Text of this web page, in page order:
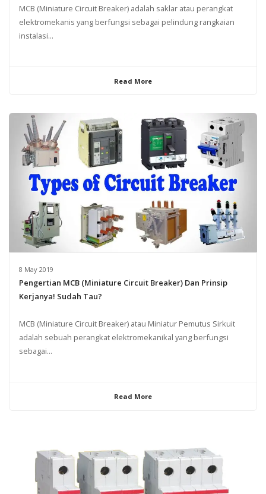
MCB (Miniature Circuit Breaker) adalah saklar atau perangkat
elektromekanis yang berfungsi sebagai pelindung rangkaian
instalasi...
Read More
8 May 2019
Pengertian MCB (Miniature Circuit Breaker) Dan Prinsip
Kerjanya! Sudah Tau?
MCB (Miniature Circuit Breaker) atau Miniatur Pemutus Sirkuit
adalah sebuah perangkat elektromekanikal yang berfungsi
sebagai...
Read More